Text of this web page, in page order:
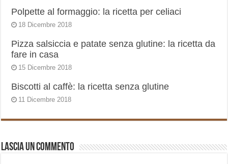
Polpette al formaggio: la ricetta per celiaci
18 Dicembre 2018
Pizza salsiccia e patate senza glutine: la ricetta da
fare in casa
15 Dicembre 2018
Biscotti al caffè: la ricetta senza glutine
11 Dicembre 2018
Lascia un commento